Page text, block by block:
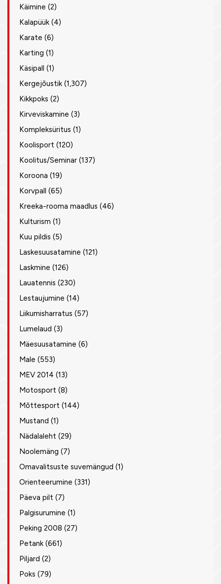
Käimine (2)
Kalapüük (4)
Karate (6)
Karting (1)
Käsipall (1)
Kergejõustik (1,307)
Kikkpoks (2)
Kirveviskamine (3)
Kompleksüritus (1)
Koolisport (120)
Koolitus/Seminar (137)
Koroona (19)
Korvpall (65)
Kreeka-rooma maadlus (46)
Kulturism (1)
Kuu pildis (5)
Laskesuusatamine (121)
Laskmine (126)
Lauatennis (230)
Lestaujumine (14)
Liikumisharratus (57)
Lumelaud (3)
Mäesuusatamine (6)
Male (553)
MEV 2014 (13)
Motosport (8)
Mõttesport (144)
Mustand (1)
Nädalaleht (29)
Noolemäng (7)
Omavalitsuste suvemängud (1)
Orienteerumine (331)
Päeva pilt (7)
Palgisurumine (1)
Peking 2008 (27)
Petank (661)
Piljard (2)
Poks (79)